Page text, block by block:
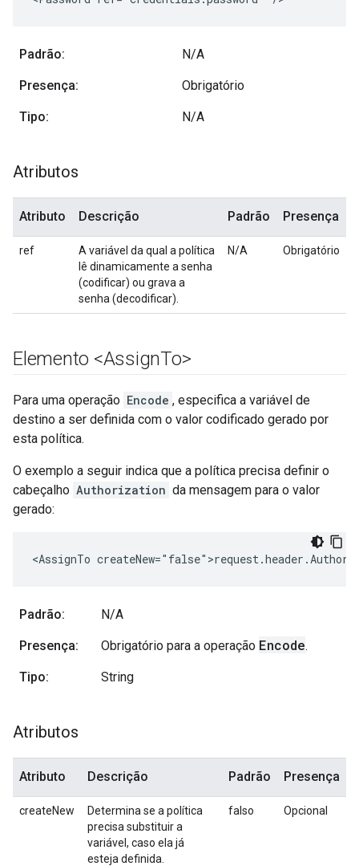
Padrão: N/A
Presença: Obrigatório
Tipo: N/A
Atributos
Atributo Descrição Padrão Presença
ref
A variável da qual a política
lê dinamicamente a senha
(codificar) ou grava a
senha (decodificar).
N/A Obrigatório
Elemento <AssignTo>
Para uma operação Encode , especifica a variável de
destino a ser definida com o valor codificado gerado por
esta política.
O exemplo a seguir indica que a política precisa definir o
cabeçalho Authorization da mensagem para o valor
gerado:
<AssignTo
Padrão: N/A
Presença: Obrigatório para a operação Encode.
Tipo: String
Atributos
Atributo Descrição Padrão Presença
createNew
Determina se a política
precisa substituir a
variável, caso ela já
esteja definida.
falso Opcional